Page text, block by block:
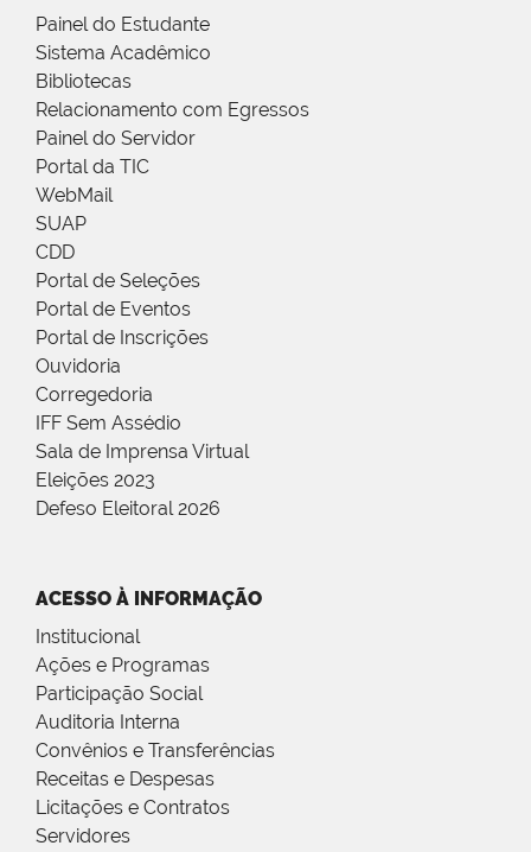
Painel do Estudante
Sistema Acadêmico
Bibliotecas
Relacionamento com Egressos
Painel do Servidor
Portal da TIC
WebMail
SUAP
CDD
Portal de Seleções
Portal de Eventos
Portal de Inscrições
Ouvidoria
Corregedoria
IFF Sem Assédio
Sala de Imprensa Virtual
Eleições 2023
Defeso Eleitoral 2026
ACESSO À INFORMAÇÃO
Institucional
Ações e Programas
Participação Social
Auditoria Interna
Convênios e Transferências
Receitas e Despesas
Licitações e Contratos
Servidores